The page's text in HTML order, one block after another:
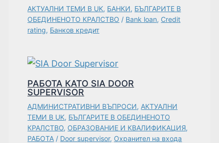
АКТУАЛНИ ТЕМИ В UK, БАНКИ, БЪЛГАРИТЕ В
ОБЕДИНЕНОТО КРАЛСТВО / Bank loan, Credit
rating, Банков кредит
РАБОТА КАТО SIA DOOR
SUPERVISOR
АДМИНИСТРАТИВНИ ВЪПРОСИ, АКТУАЛНИ
ТЕМИ В UK, БЪЛГАРИТЕ В ОБЕДИНЕНОТО
КРАЛСТВО, ОБРАЗОВАНИЕ И КВАЛИФИКАЦИЯ,
РАБОТА / Door supervisor, Охранител на входа